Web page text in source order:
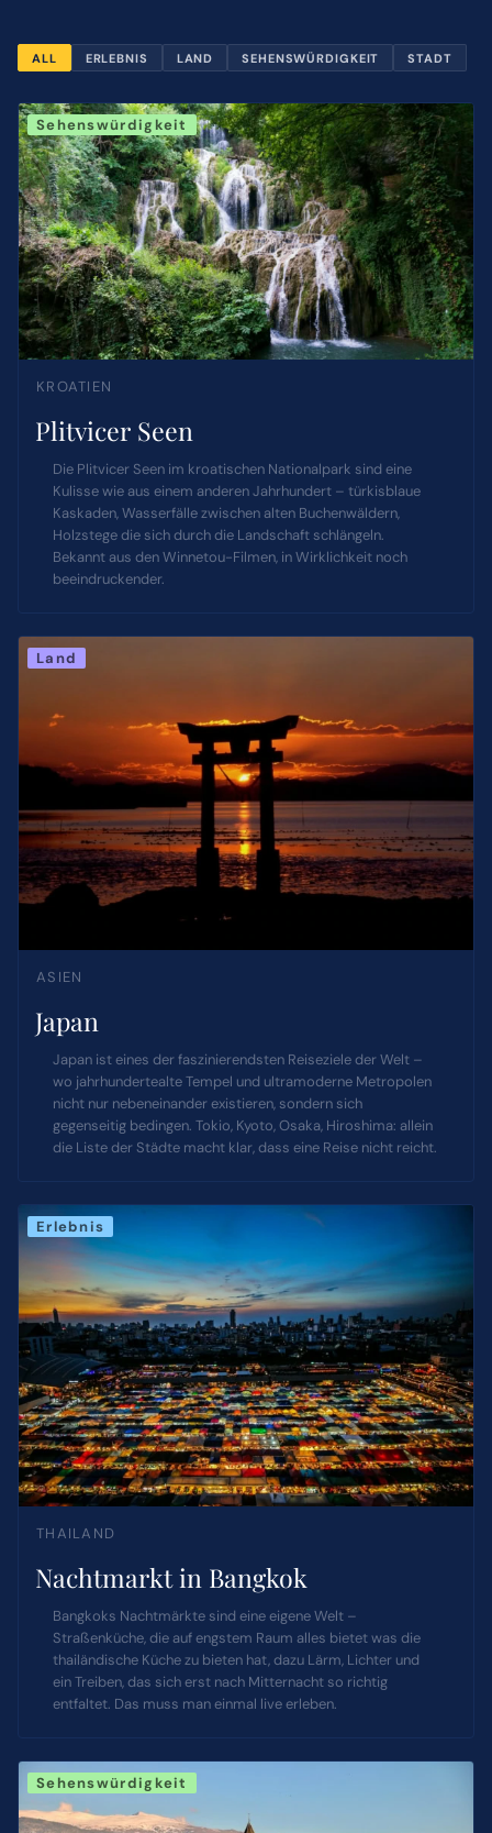
ÜBER MICH
NEWSLETTER
SUCHE
NACH:
ALL ERLEBNIS LAND SEHENSWÜRDIGKEIT STADT
Sehenswürdigkeit
KROATIEN
Plitvicer Seen
Die Plitvicer Seen im kroatischen Nationalpark sind eine
Kulisse wie aus einem anderen Jahrhundert – türkisblaue
Kaskaden, Wasserfälle zwischen alten Buchenwäldern,
Holzstege die sich durch die Landschaft schlängeln.
Bekannt aus den Winnetou-Filmen, in Wirklichkeit noch
beeindruckender.
Land
ASIEN
Japan
Japan ist eines der faszinierendsten Reiseziele der Welt –
wo jahrhundertealte Tempel und ultramoderne Metropolen
nicht nur nebeneinander existieren, sondern sich
gegenseitig bedingen. Tokio, Kyoto, Osaka, Hiroshima: allein
die Liste der Städte macht klar, dass eine Reise nicht reicht.
Erlebnis
THAILAND
Nachtmarkt in Bangkok
Bangkoks Nachtmärkte sind eine eigene Welt –
Straßenküche, die auf engstem Raum alles bietet was die
thailändische Küche zu bieten hat, dazu Lärm, Lichter und
ein Treiben, das sich erst nach Mitternacht so richtig
entfaltet. Das muss man einmal live erleben.
Sehenswürdigkeit